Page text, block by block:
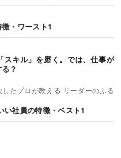
・ワースト1
スキル」を磨く。では、仕事が
？
たプロが教える リーダーのふる
い社員の特徴・ベスト1